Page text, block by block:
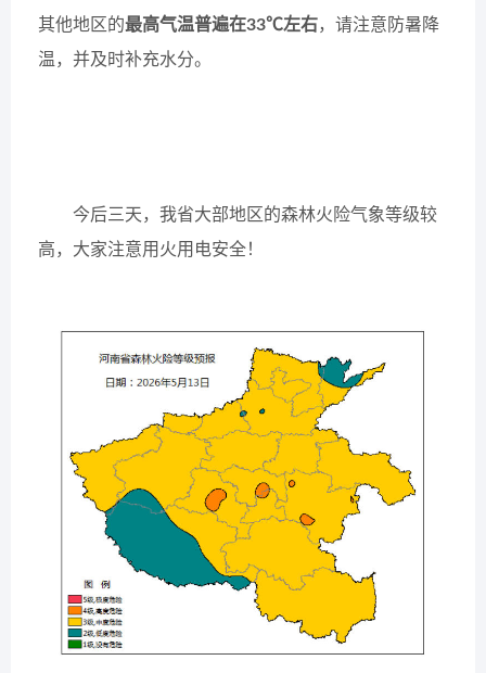
其他地区的最高气温普遍在33℃左右，请注意防暑降
温，并及时补充水分。
今后三天，我省大部地区的森林火险气象等级较
高，大家注意用火用电安全！